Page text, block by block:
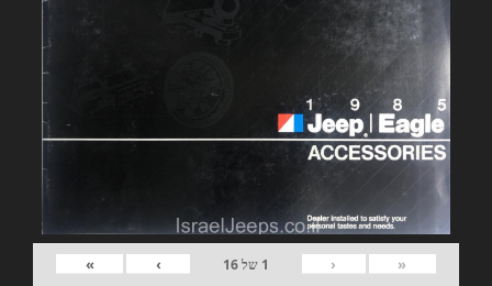
«
‹
1 של16
›
»